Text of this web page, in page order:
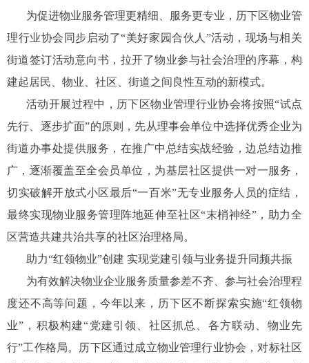
为促进物业服务管理更精细、服务更专业，历下区物业管
理行业协会同步启动了“美好家园合伙人”活动，现场与相关
街道签订活动意向书，拉开了物业参与社会治理的序幕，构
建起居民、物业、社区、街道之间良性互动的新模式。
活动开展过程中，历下区物业管理行业协会将按照“试点
先行、逐步扩面”的原则，先从理事会单位中选择优秀企业为
街道办事处提供服务，在推广中总结实战经验，边总结边推
广，逐渐覆盖至全会员单位，为基层社区提供一对一服务，
切实破解开放式小区最后“一百米”无专业服务人员的症结，
最终实现物业服务管理阵地延伸至社区“末梢神经”，助力全
区营造共建共治共享的社区治理格局。
助力“红领物业”创建 实现党建引领与业务提升同频共振
为有效解决物业企业服务质量参差不齐、参与社会治理程
度还不高等问题，今年以来，历下区不断探索实施“红领物
业”，积极构建“党建引领、社区抓总、各方联动、物业先
行”工作格局。历下区通过成立物业管理行业协会，对标社区